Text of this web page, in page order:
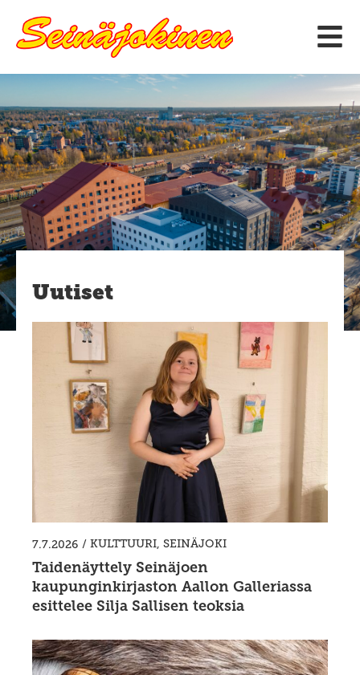
sisältöön
Uutiset
7.7.2026 / KULTTUURI, SEINÄJOKI
Taidenäyttely Seinäjoen
kaupunginkirjaston Aallon Galleriassa
esittelee Silja Sallisen teoksia